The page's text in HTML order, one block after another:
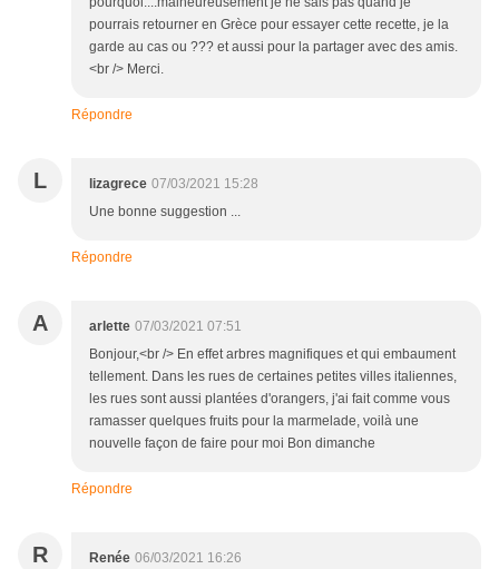
pourrais retourner en Grèce pour essayer cette recette, je la
garde au cas ou ??? et aussi pour la partager avec des amis.
<br /> Merci.
Répondre
L lizagrece 07/03/2021 15:28
Une bonne suggestion ...
Répondre
A arlette 07/03/2021 07:51
Bonjour,<br /> En effet arbres magnifiques et qui embaument
tellement. Dans les rues de certaines petites villes italiennes,
les rues sont aussi plantées d'orangers, j'ai fait comme vous
ramasser quelques fruits pour la marmelade, voilà une
nouvelle façon de faire pour moi Bon dimanche
Répondre
R Renée 06/03/2021 16:26